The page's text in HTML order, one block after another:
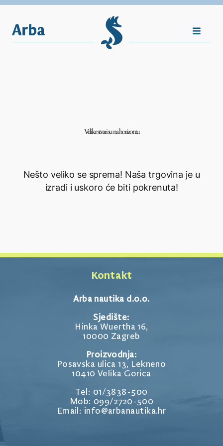
Skip
content
Toggle
Plovila
Velike stvari su na horizontu
Nešto veliko se sprema! Naša trgovina je u
izradi i uskoro će biti pokrenuta!
Kontakt
Arba nautika d.o.o.
Sjedište:
Hinka Wuertha 16,
10000 Zagreb
Proizvodnja:
Posavska ulica 13, Lekneno
10410 Velika Gorica
Tel: 01/3838-500
Mob: 099/2720-500
Email: info@arbanautika.hr